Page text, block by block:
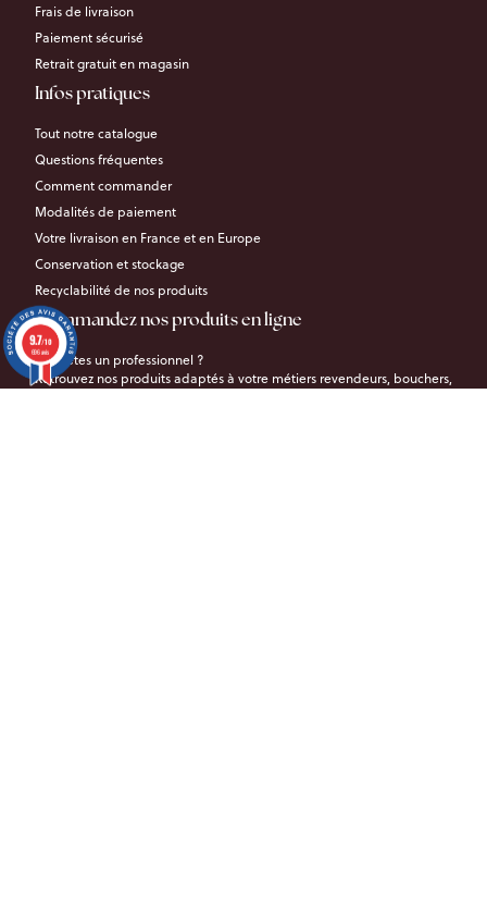
Frais de livraison
Paiement sécurisé
Retrait gratuit en magasin
Infos pratiques
Tout notre catalogue
Questions fréquentes
Comment commander
Modalités de paiement
Votre livraison en France et en Europe
Conservation et stockage
Recyclabilité de nos produits
Commandez nos produits en ligne
Vous êtes un professionnel ?
Retrouvez nos produits adaptés à votre métiers revendeurs, bouchers,
9.7/10
696 avis